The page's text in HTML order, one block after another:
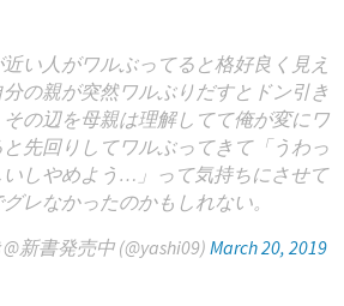
い人がワルぶってると格好良く見え
の親が突然ワルぶりだすとドン引き
の辺を母親は理解してて俺が変にワ
先回りしてワルぶってきて「うわっ
いしやめよう…」って気持ちにさせて
レなかったのかもしれない。
新書発売中 (@yashi09) March 20, 2019